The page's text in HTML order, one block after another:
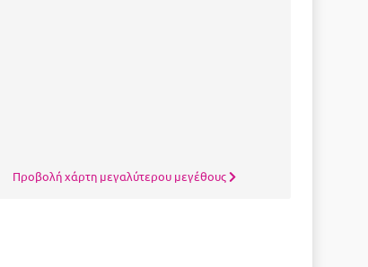
Προβολή χάρτη μεγαλύτερου μεγέθους